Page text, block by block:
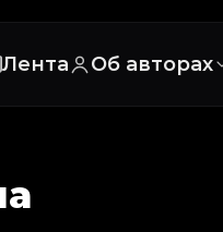
Лента Об авторах